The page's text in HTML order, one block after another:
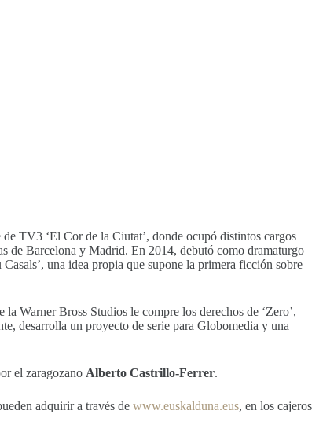
TV3 ‘El Cor de la Ciutat’, donde ocupó distintos cargos
de Barcelona y Madrid. En 2014, debutó como dramaturgo
una idea propia que supone la primera ficción sobre
Warner Bross Studios le compre los derechos de ‘Zero’,
desarrolla un proyecto de serie para Globomedia y una
el zaragozano Alberto Castrillo-Ferrer.
adquirir a través de www.euskalduna.eus, en los cajeros